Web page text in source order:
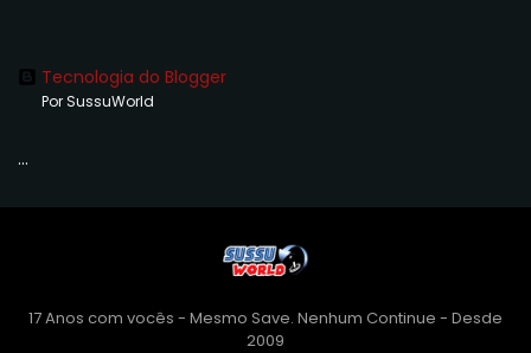
Tecnologia do Blogger
Por SussuWorld
...
17 Anos com vocês - Mesmo Save. Nenhum Continue - Desde
2009